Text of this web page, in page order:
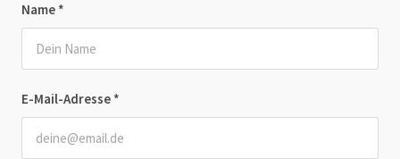
Name *
E-Mail-Adresse *